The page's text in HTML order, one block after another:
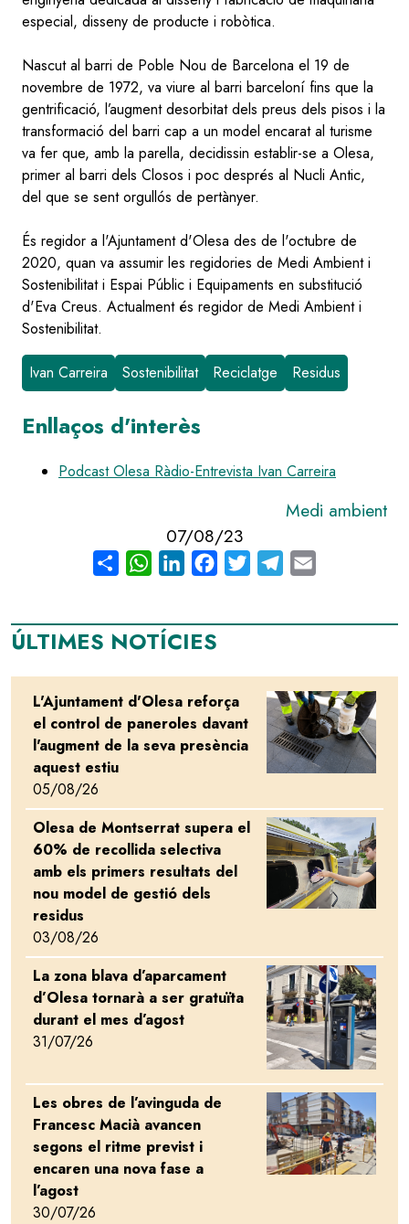
especial, disseny de producte i robòtica.
Nascut al barri de Poble Nou de Barcelona el 19 de
novembre de 1972, va viure al barri barceloní fins que la
gentrificació, l’augment desorbitat dels preus dels pisos i la
transformació del barri cap a un model encarat al turisme
va fer que, amb la parella, decidissin establir-se a Olesa,
primer al barri dels Closos i poc després al Nucli Antic,
del que se sent orgullós de pertànyer.
És regidor a l'Ajuntament d'Olesa des de l'octubre de
2020, quan va assumir les regidories de Medi Ambient i
Sostenibilitat i Espai Públic i Equipaments en substitució
d'Eva Creus. Actualment és regidor de Medi Ambient i
Sostenibilitat.
Ivan Carreira Sostenibilitat Reciclatge Residus
Enllaços d'interès
Podcast Olesa Ràdio-Entrevista Ivan Carreira
Medi ambient
07/08/23
Share WhatsAppLinkedInFacebook
Twitter Telegram
ÚLTIMES NOTÍCIES
L'Ajuntament d'Olesa reforça
el control de paneroles davant
l'augment de la seva presència
aquest estiu
05/08/26
Image
Olesa de Montserrat supera el
60% de recollida selectiva
amb els primers resultats del
nou model de gestió dels
residus
03/08/26
Image
La zona blava d’aparcament
d’Olesa tornarà a ser gratuïta
durant el mes d’agost
31/07/26
Image
Les obres de l’avinguda de
Francesc Macià avancen
segons el ritme previst i
encaren una nova fase a
l’agost
30/07/26
Image